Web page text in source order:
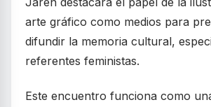
arte gráfico como medios para
difundir la memoria cultural,
referentes feministas.
Este encuentro funciona como